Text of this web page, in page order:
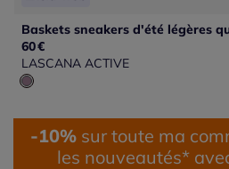
60€
LASCANA ACTIVE
-10% sur toute ma
les nouveautés*